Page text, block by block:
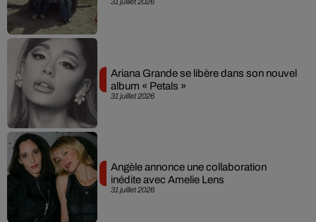
31 juillet 2026
Ariana Grande se libère dans son nouvel
album « Petals »
31 juillet 2026
Angèle annonce une collaboration
inédite avec Amelie Lens